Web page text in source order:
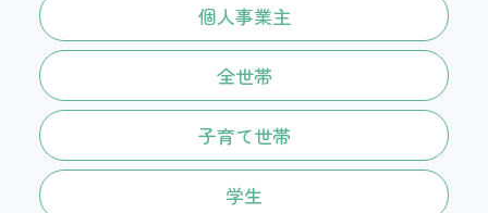
個人事業主
全世帯
子育て世帯
学生